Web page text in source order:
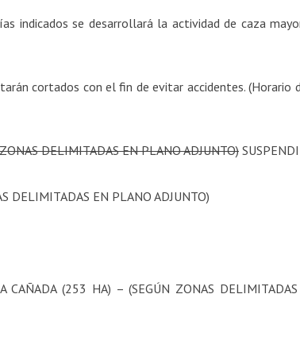
indicados se desarrollará la actividad de caza
cortados con el fin de evitar accidentes. (Horario
DELIMITADAS EN PLANO ADJUNTO)
DELIMITADAS EN PLANO ADJUNTO)
(253 HA) – (SEGÚN ZONAS